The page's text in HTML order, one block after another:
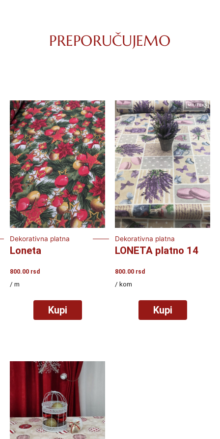
PREPORUČUJEMO
Dekorativna platna
Loneta
800.00 rsd
/ m
Kupi
Dekorativna platna
LONETA platno 14
800.00 rsd
/ kom
Kupi